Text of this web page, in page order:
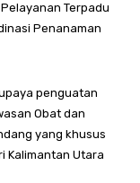
Terpadu
Penanaman
penguatan
Obat dan
yang khusus
Kalimantan Utara